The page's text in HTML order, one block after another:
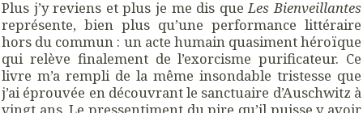
Plus j’y reviens et plus je me dis queLes Bienveillantes
représente, bien plus qu’une performance littéraire
hors du commun : un acte humain quasiment héroïque
qui relève finalement de l’exorcisme purificateur. Ce
livre m’a rempli de la même insondable tristesse que
j’ai éprouvée en découvrant le sanctuaire d’Auschwitz à